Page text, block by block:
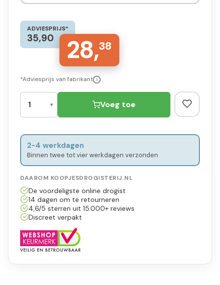
ADVIESPRIJS*
35,90 28,38
*Adviesprijs van fabrikant i
Voeg toe
2-4 werkdagen
Binnen twee tot vier werkdagen verzonden
DAAROM KOOPJESDROGISTERIJ.NL
De voordeligste online drogist
14 dagen om te retourneren
4,6/5 sterren uit 15.000+ reviews
Discreet verpakt